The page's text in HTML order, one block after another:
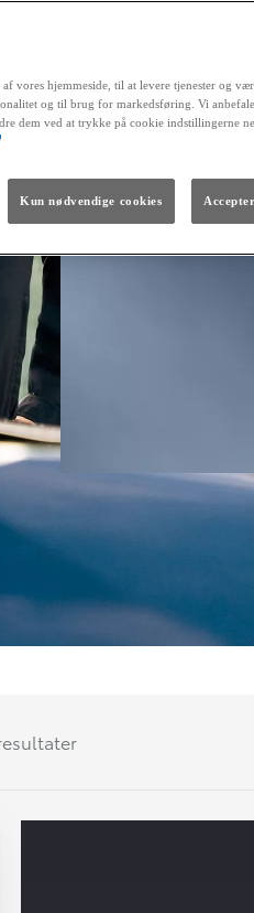
The soul lives on.
vores hjemmeside, til at levere tjenester og
og til brug for markedsføring. Vi
dem ved at trykke på cookie indstillingerne
Kun nødvendige cookies